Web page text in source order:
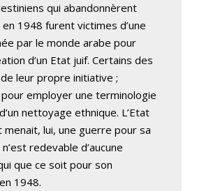
qui abandonnèrent
1948 furent victimes d’une
par le monde arabe pour
d’un Etat juif. Certains des
leur propre initiative ;
employer une terminologie
nettoyage ethnique. L’Etat
menait, lui, une guerre pour sa
redevable d’aucune
que ce soit pour son
1948.